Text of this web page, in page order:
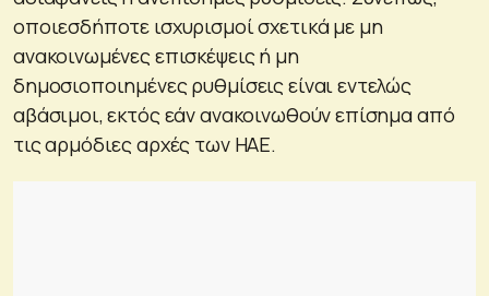
οποιεσδήποτε ισχυρισμοί σχετικά με μη
ανακοινωμένες επισκέψεις ή μη
δημοσιοποιημένες ρυθμίσεις είναι εντελώς
αβάσιμοι, εκτός εάν ανακοινωθούν επίσημα από
τις αρμόδιες αρχές των ΗΑΕ.